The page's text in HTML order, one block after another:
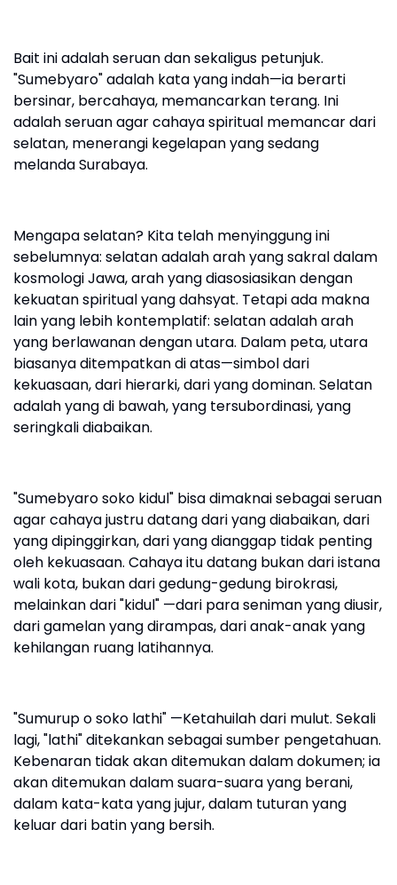
Bait ini adalah seruan dan sekaligus petunjuk.
"Sumebyaro" adalah kata yang indah—ia berarti
bersinar, bercahaya, memancarkan terang. Ini
adalah seruan agar cahaya spiritual memancar dari
selatan, menerangi kegelapan yang sedang
melanda Surabaya.
Mengapa selatan? Kita telah menyinggung ini
sebelumnya: selatan adalah arah yang sakral dalam
kosmologi Jawa, arah yang diasosiasikan dengan
kekuatan spiritual yang dahsyat. Tetapi ada makna
lain yang lebih kontemplatif: selatan adalah arah
yang berlawanan dengan utara. Dalam peta, utara
biasanya ditempatkan di atas—simbol dari
kekuasaan, dari hierarki, dari yang dominan. Selatan
adalah yang di bawah, yang tersubordinasi, yang
seringkali diabaikan.
"Sumebyaro soko kidul" bisa dimaknai sebagai seruan
agar cahaya justru datang dari yang diabaikan, dari
yang dipinggirkan, dari yang dianggap tidak penting
oleh kekuasaan. Cahaya itu datang bukan dari istana
wali kota, bukan dari gedung-gedung birokrasi,
melainkan dari "kidul" —dari para seniman yang diusir,
dari gamelan yang dirampas, dari anak-anak yang
kehilangan ruang latihannya.
"Sumurup o soko lathi" —Ketahuilah dari mulut. Sekali
lagi, "lathi" ditekankan sebagai sumber pengetahuan.
Kebenaran tidak akan ditemukan dalam dokumen; ia
akan ditemukan dalam suara-suara yang berani,
dalam kata-kata yang jujur, dalam tuturan yang
keluar dari batin yang bersih.